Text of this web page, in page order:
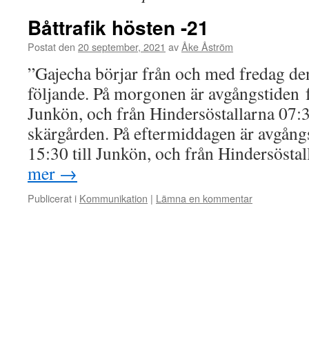
Båttrafik hösten -21
Postat den 20 september, 2021 avÅke Åström
”Gajecha börjar från och med fredag
följande. På morgonen är
Junkön, och från Hindersöstallarna
skärgården. På eftermiddagen är
15:30 till Junkön, och från
mer →
Publicerat i Kommunikation | Lämna en kommentar